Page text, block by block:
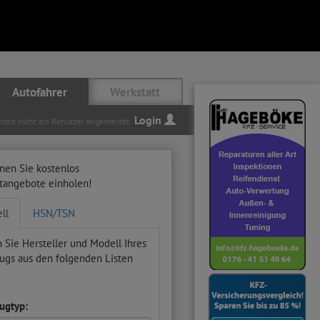
Autofahrer Werkstatt
nicht als Benutzer angemeldet. Login
Sie kostenlos
einholen!
HSN/TSN
Sie Hersteller und Modell Ihres
aus den folgenden Listen